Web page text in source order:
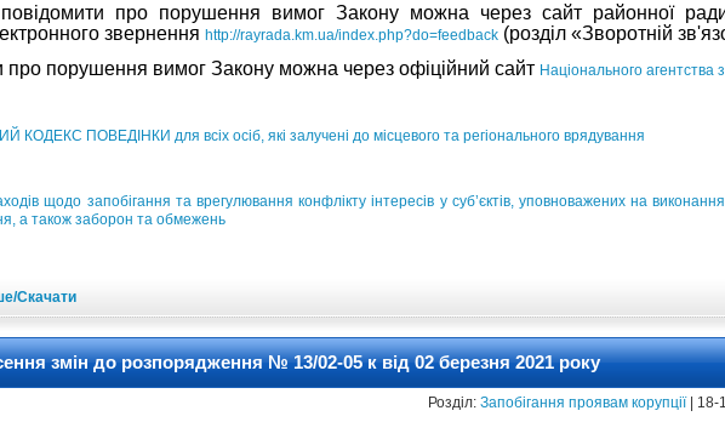
повідомити про порушення вимог Закону можна через сайт районної
звернення http://rayrada.km.ua/index.php?do=feedback (розділ «Зворотній
про порушення вимог Закону можна через офіційний сайт Національного агентства
ПОВЕДІНКИ для всіх осіб, які залучені до місцевого та регіонального врядування
щодо запобігання та врегулювання конфлікту інтересів у суб’єктів, уповноважених на
а також заборон та обмежень
Скачати
змін до розпорядження № 13/02-05 к від 02 березня 2021 року
Розділ: Запобігання проявам корупції| 18-